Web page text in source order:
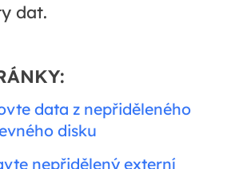
dat.
data z nepřiděleného
disku
nepřidělený externí